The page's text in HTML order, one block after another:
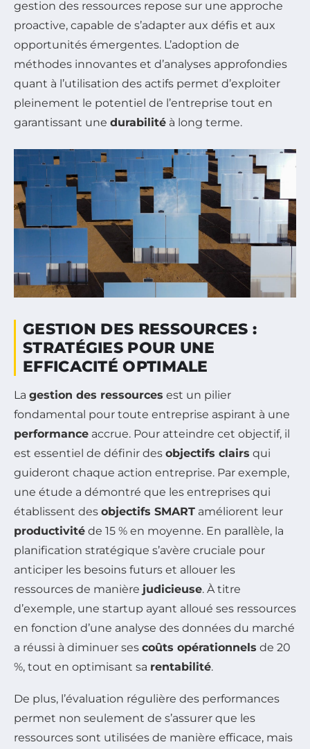
gestion des ressources repose sur une approche
proactive, capable de s’adapter aux défis et aux
opportunités émergentes. L’adoption de
méthodes innovantes et d’analyses approfondies
quant à l’utilisation des actifs permet d’exploiter
pleinement le potentiel de l’entreprise tout en
garantissant une durabilité à long terme.
GESTION DES RESSOURCES :
STRATÉGIES POUR UNE
EFFICACITÉ OPTIMALE
La gestion des ressources est un pilier
fondamental pour toute entreprise aspirant à une
performance accrue. Pour atteindre cet objectif, il
est essentiel de définir des objectifs clairs qui
guideront chaque action entreprise. Par exemple,
une étude a démontré que les entreprises qui
établissent des objectifs SMART améliorent leur
productivité de 15 % en moyenne. En parallèle, la
planification stratégique s’avère cruciale pour
anticiper les besoins futurs et allouer les
ressources de manière judicieuse. À titre
d’exemple, une startup ayant alloué ses ressources
en fonction d’une analyse des données du marché
a réussi à diminuer ses coûts opérationnels de 20
%, tout en optimisant sa rentabilité.
De plus, l’évaluation régulière des performances
permet non seulement de s’assurer que les
ressources sont utilisées de manière efficace, mais